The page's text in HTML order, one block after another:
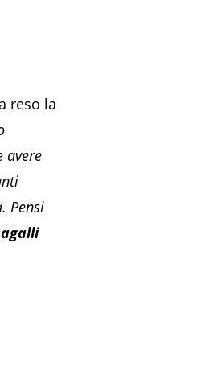
reso la
avere
Pensi